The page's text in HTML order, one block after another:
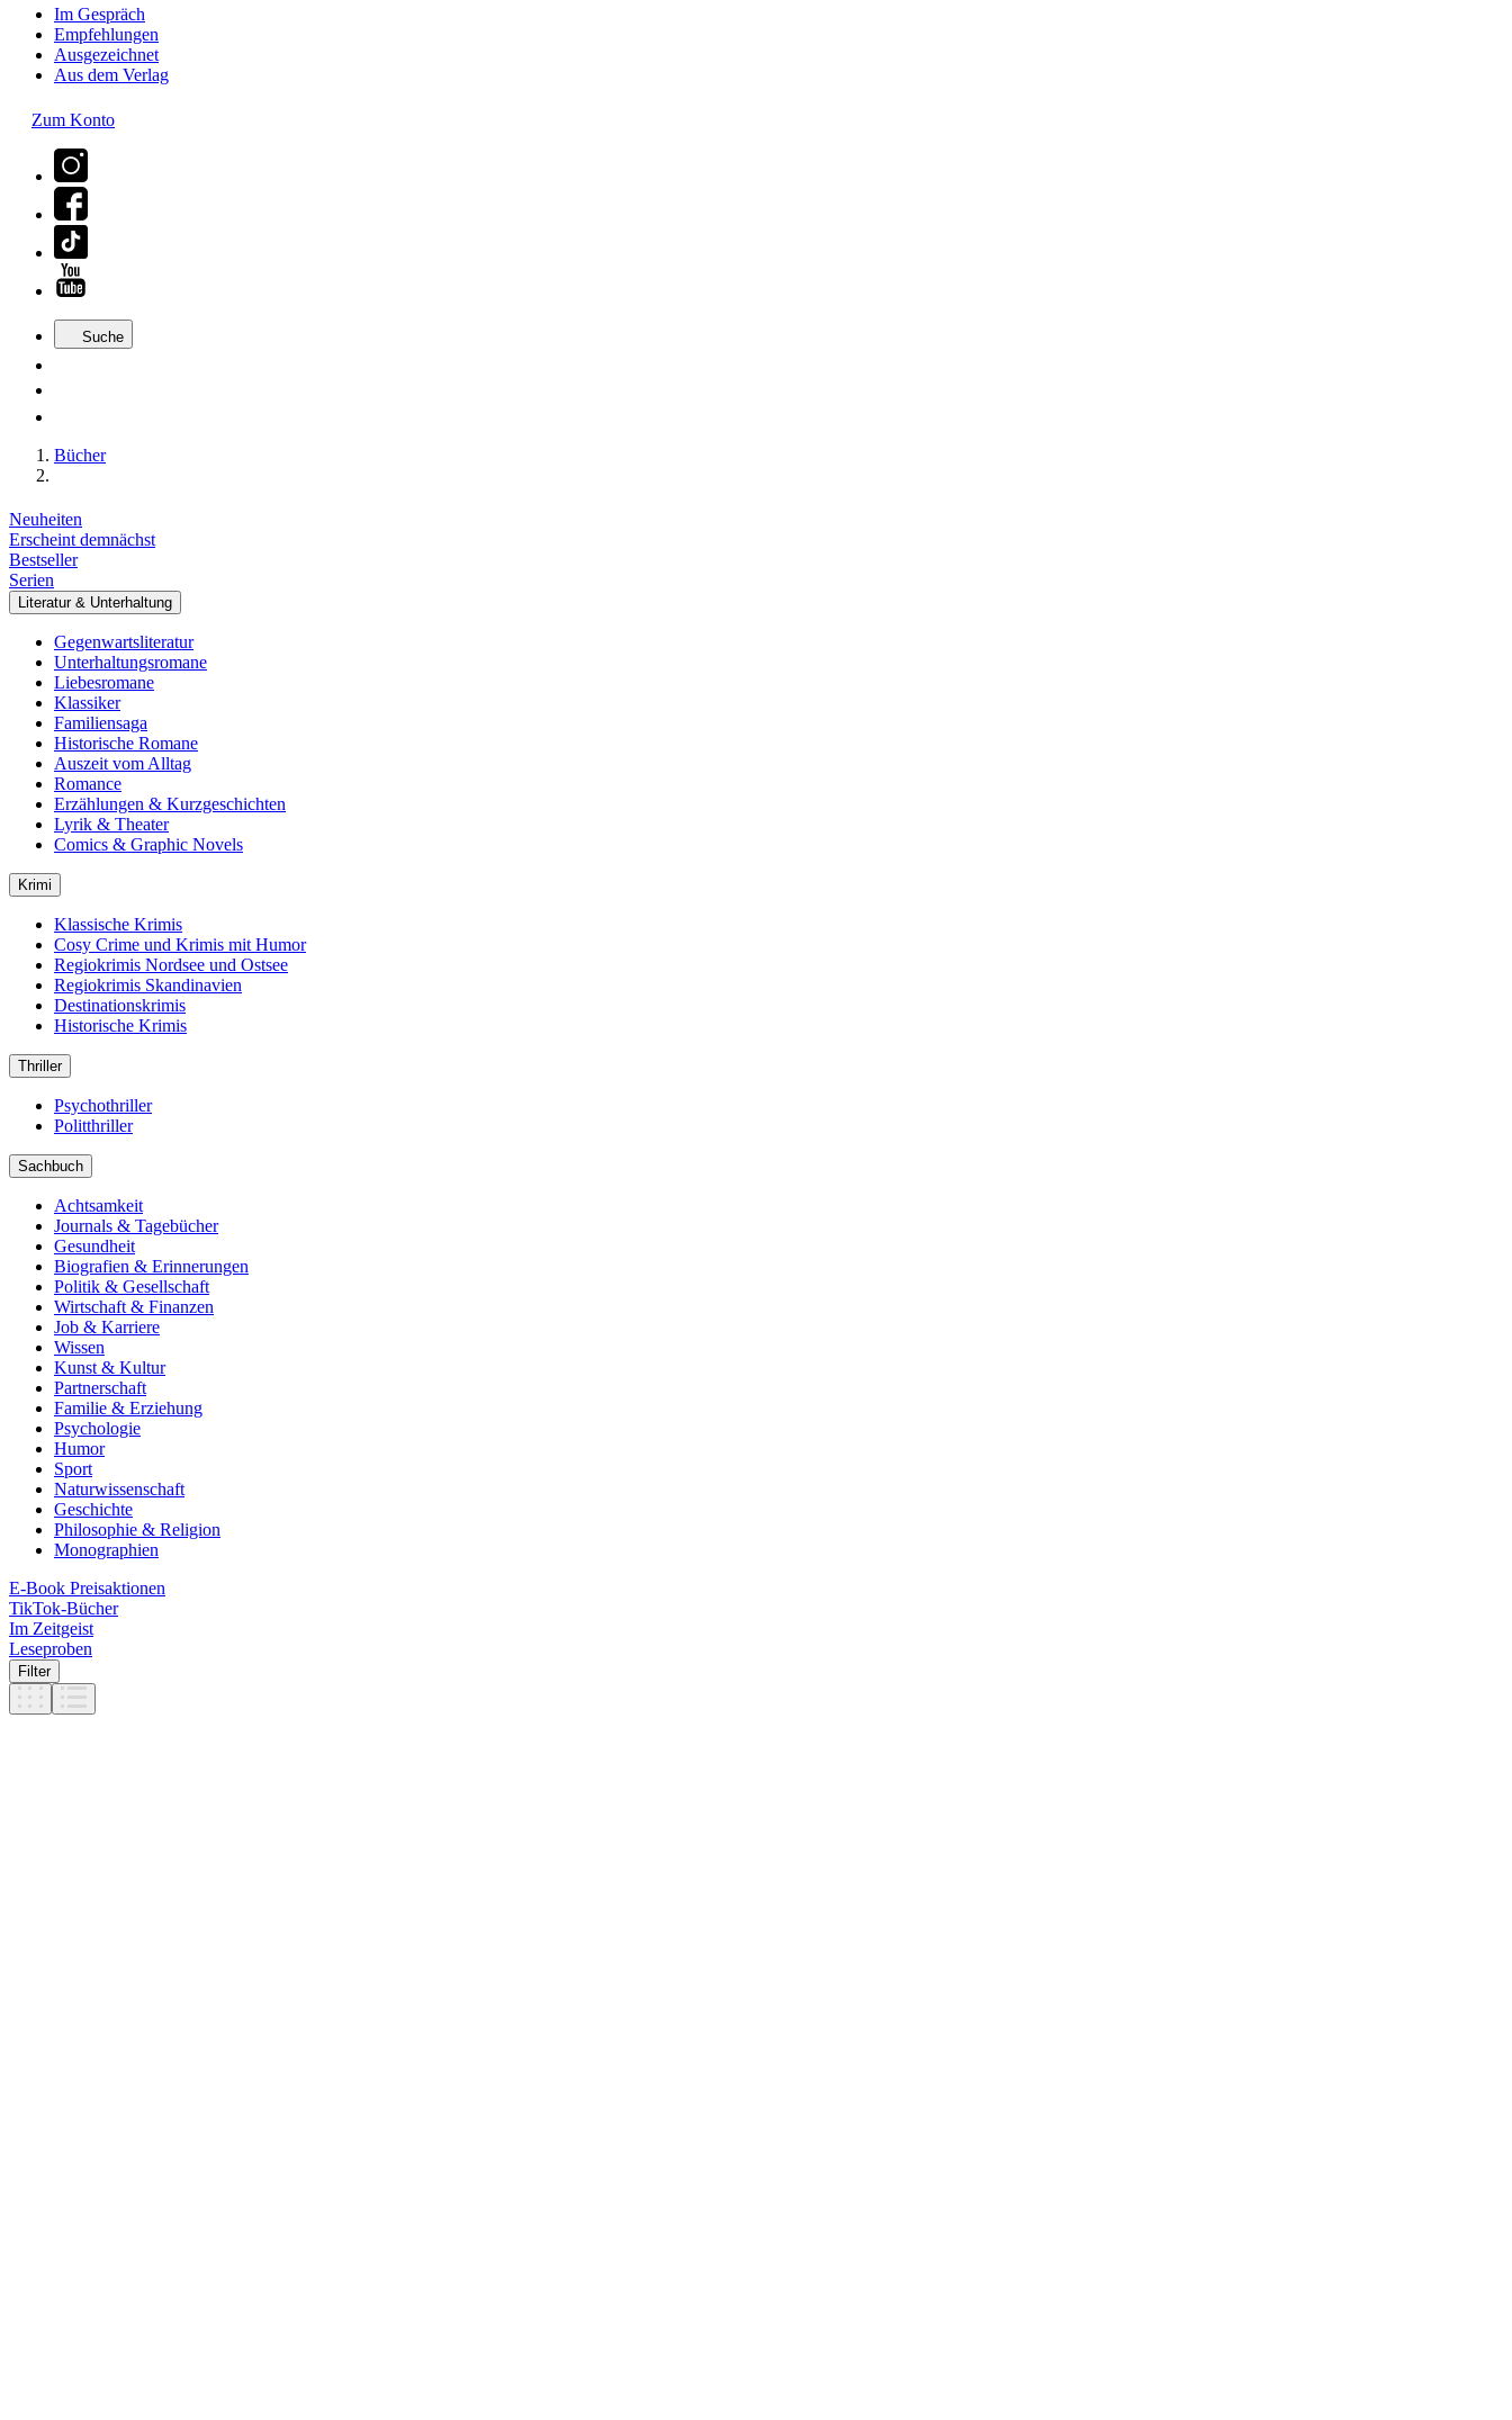
Im Gespräch
Empfehlungen
Ausgezeichnet
Aus dem Verlag
Zum Konto
Suche
Bücher
Neuheiten
Erscheint demnächst
Bestseller
Serien
Literatur & Unterhaltung
Gegenwartsliteratur
Unterhaltungsromane
Liebesromane
Klassiker
Familiensaga
Historische Romane
Auszeit vom Alltag
Romance
Erzählungen & Kurzgeschichten
Lyrik & Theater
Comics & Graphic Novels
Krimi
Klassische Krimis
Cosy Crime und Krimis mit Humor
Regiokrimis Nordsee und Ostsee
Regiokrimis Skandinavien
Destinationskrimis
Historische Krimis
Thriller
Psychothriller
Politthriller
Sachbuch
Achtsamkeit
Journals & Tagebücher
Gesundheit
Biografien & Erinnerungen
Politik & Gesellschaft
Wirtschaft & Finanzen
Job & Karriere
Wissen
Kunst & Kultur
Partnerschaft
Familie & Erziehung
Psychologie
Humor
Sport
Naturwissenschaft
Geschichte
Philosophie & Religion
Monographien
E-Book Preisaktionen
TikTok-Bücher
Im Zeitgeist
Leseproben
Filter